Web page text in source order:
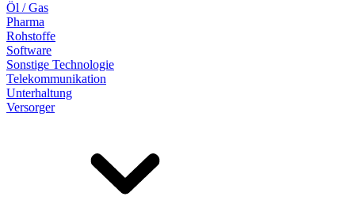
Öl / Gas
Pharma
Rohstoffe
Software
Sonstige Technologie
Telekommunikation
Unterhaltung
Versorger